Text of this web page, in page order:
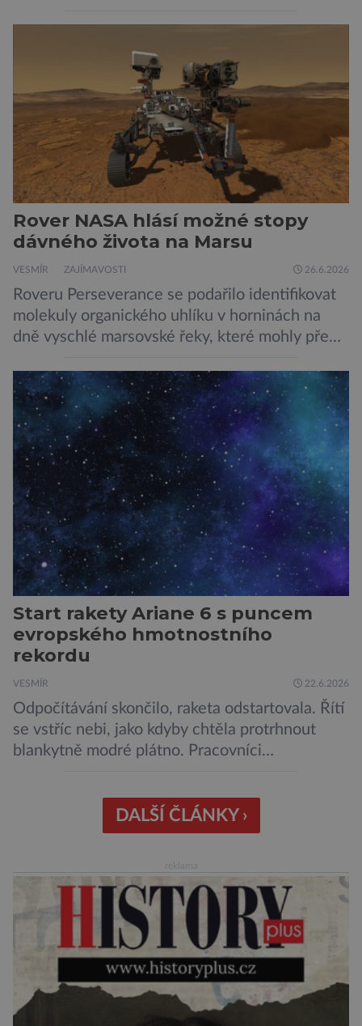
podle NASA je ve výtečném stavu. Nyní ji čeká
další etapa její mise, jejíž ambicí je přinést
dosud nejpodrobnější […]
Rover NASA hlásí možné stopy
dávného života na Marsu
VESMÍR ZAJÍMAVOSTI 26.6.2026
Roveru Perseverance se podařilo identifikovat
molekuly organického uhlíku v horninách na
dně vyschlé marsovské řeky, které mohly před
Svědčí snad o dávném životě na planetě?
Měření provedená přístrojem Sherloc,
umístěném na roveru Perseverance,
identifikovala organický uhlík v jílovcích z
výchozů, což jsou vyhaslé podzemní lávové
proudy vystupující na povrch, sopky […]
Start rakety Ariane 6 s puncem
evropského hmotnostního
rekordu
VESMÍR 22.6.2026
Odpočítávání skončilo, raketa odstartovala. Řítí
se vstříc nebi, jako kdyby chtěla protrhnout
blankytně modré plátno. Pracovníci
všechno podle plánu, nebo se něco pokazí?
Ariane 6 – tak se nazývá systém nosných raket
sloužit pro účely nejrůznějších vesmírných misí,
DALŠÍ ČLÁNKY ›